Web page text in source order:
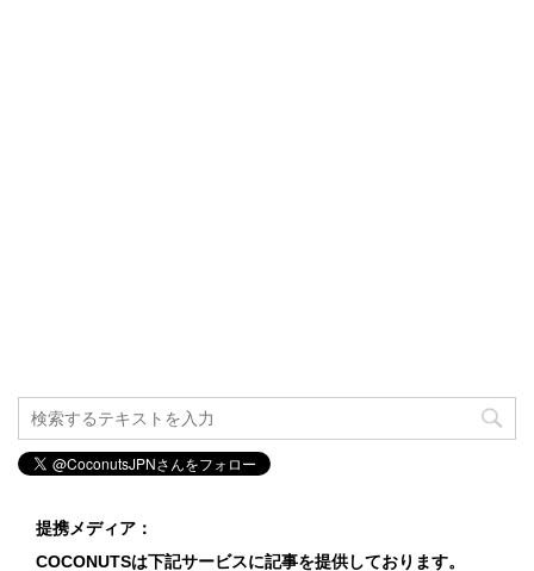
提携メディア：
COCONUTSは下記サービスに記事を提供しております。